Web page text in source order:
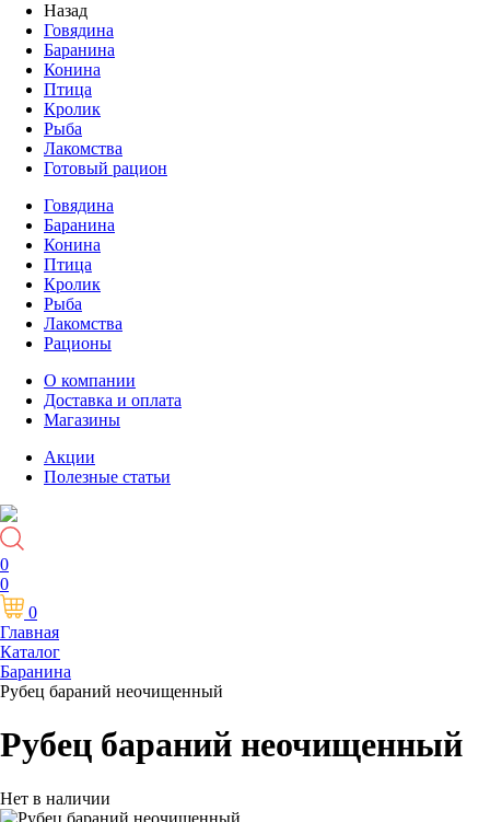
Назад
Говядина
Баранина
Конина
Птица
Кролик
Рыба
Лакомства
Готовый рацион
Говядина
Баранина
Конина
Птица
Кролик
Рыба
Лакомства
Рационы
О компании
Доставка и оплата
Магазины
Акции
Полезные статьи
0
0
0
Главная
Каталог
Баранина
Рубец бараний неочищенный
Рубец бараний неочищенный
Нет в наличии